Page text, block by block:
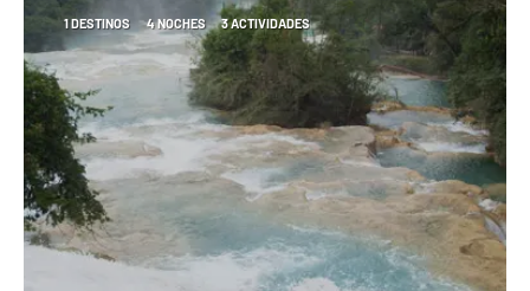
1 DESTINOS 4 NOCHES 3 ACTIVIDADES